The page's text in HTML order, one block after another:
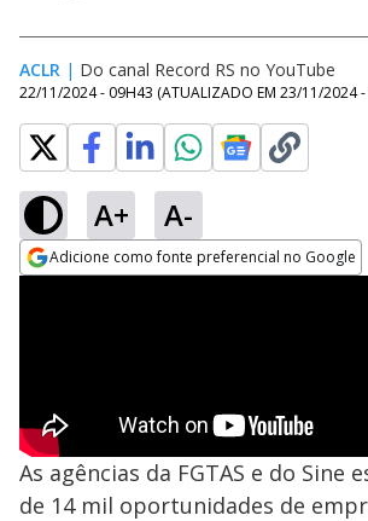
ACLR | Do canal Record RS no YouTube
22/11/2024 - 09H43 (ATUALIZADO EM 23/11/2024
A+ A-
Adicione como fonte preferencial no Google
As agências da FGTAS e do Sine
de 14 mil oportunidades de